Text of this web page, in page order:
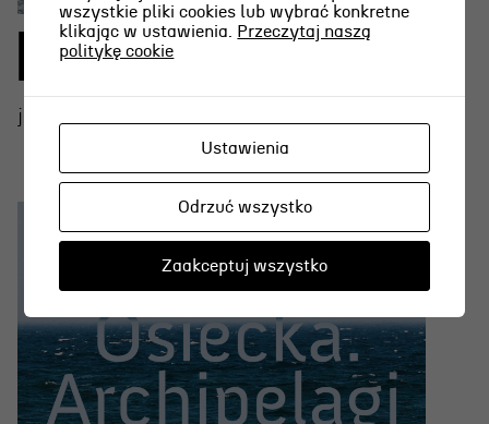
DZIADY
jako
wszystkie pliki cookies lub wybrać konkretne
klikając w ustawienia.
Przeczytaj naszą
politykę cookie
Ustawienia
Odrzuć wszystko
Zaakceptuj wszystko